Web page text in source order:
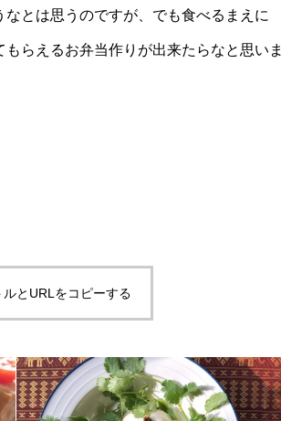
とは思うのですが、でも食べるまえに
らえるお弁当作りが出来たらなと思いま
とURLをコピーする